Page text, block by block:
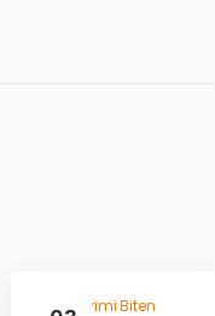
Gösterimi Biten